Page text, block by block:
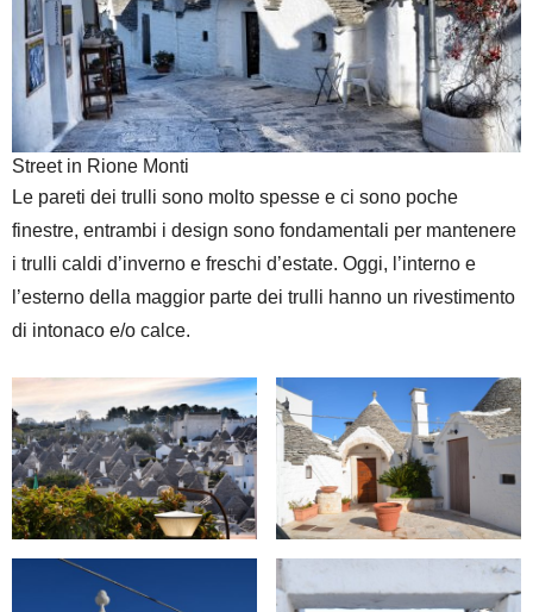
Street in Rione Monti
Le pareti dei trulli sono molto spesse e ci sono poche
finestre, entrambi i design sono fondamentali per mantenere
i trulli caldi d’inverno e freschi d’estate. Oggi, l’interno e
l’esterno della maggior parte dei trulli hanno un rivestimento
di intonaco e/o calce.